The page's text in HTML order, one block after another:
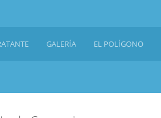
GALERÍA EL POLÍGONO